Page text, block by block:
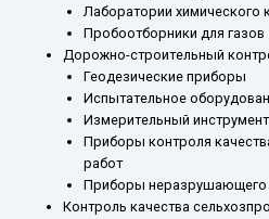
Лаборатории химического
Пробоотборники для газов
Дорожно-строительный
Геодезические приборы
Испытательное
Измерительный инструмент
Приборы контроля
работ
Приборы неразрушающего
Контроль качества